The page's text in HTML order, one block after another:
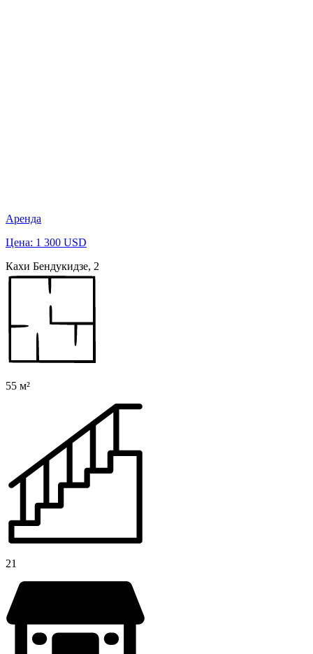
Аренда
Цена: 1 300 USD
Кахи Бендукидзе, 2
55 м²
21